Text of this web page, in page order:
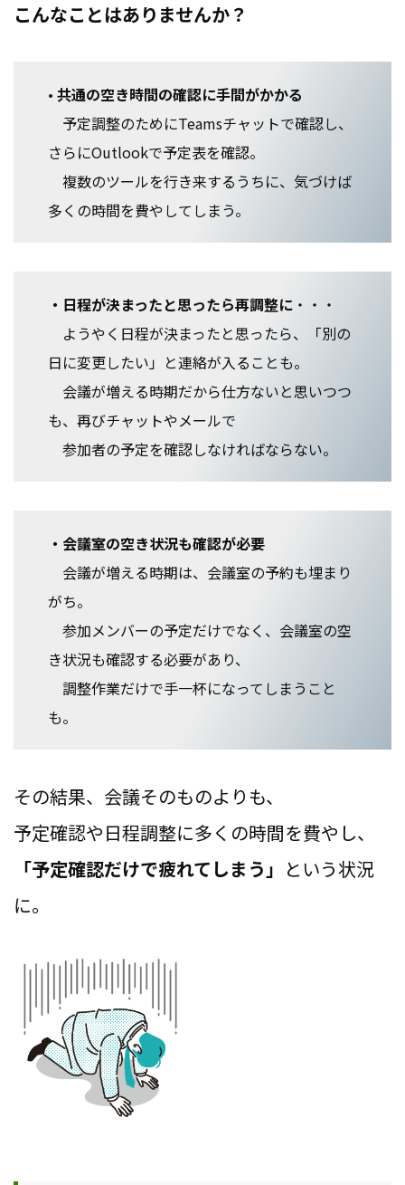
こんなことはありませんか？
• 共通の空き時間の確認に手間がかかる
予定調整のためにTeamsチャットで確認し、
さらにOutlookで予定表を確認。
複数のツールを行き来するうちに、気づけば
多くの時間を費やしてしまう。
・日程が決まったと思ったら再調整に ・・・
ようやく日程が決まったと思ったら、「別の
日に変更したい」と連絡が入ることも。
会議が増える時期だから仕方ないと思いつつ
も、再びチャットやメールで
参加者の予定を確認しなければならない。
・会議室の空き状況も確認が必要
会議が増える時期は、会議室の予約も埋まり
がち。
参加メンバーの予定だけでなく、会議室の空
き状況も確認する必要があり、
調整作業だけで手一杯になってしまうこと
も。
その結果、会議そのものよりも、
予定確認や日程調整に多くの時間を費やし、
「予定確認だけで疲れてしまう」 という状況
に。